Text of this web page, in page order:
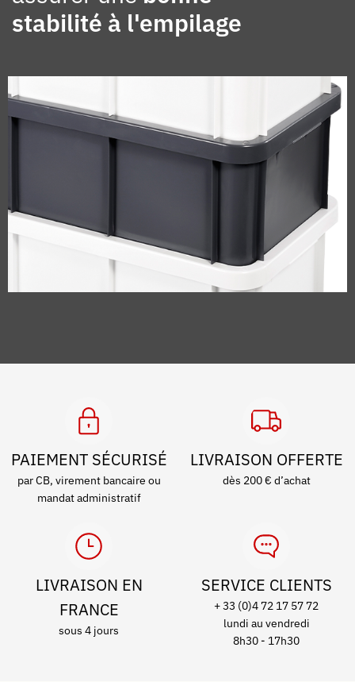
stabilité à l'empilage
PAIEMENT SÉCURISÉ
par CB, virement bancaire ou
mandat administratif
LIVRAISON OFFERTE
dès 200 € d’achat
LIVRAISON EN
FRANCE
sous 4 jours
SERVICE CLIENTS
+ 33 (0)4 72 17 57 72
lundi au vendredi
8h30 - 17h30